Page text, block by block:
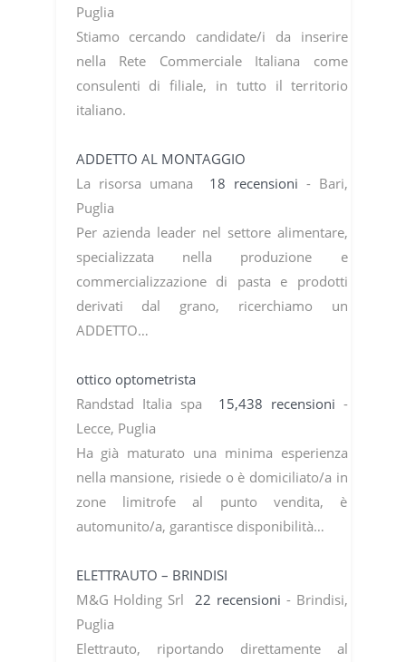
Puglia
Stiamo cercando candidate/i da inserire
nella Rete Commerciale Italiana come
consulenti di filiale, in tutto il territorio
italiano.
ADDETTO AL MONTAGGIO
La risorsa umana 18 recensioni - Bari,
Puglia
Per azienda leader nel settore alimentare,
specializzata nella produzione e
commercializzazione di pasta e prodotti
derivati dal grano, ricerchiamo un
ADDETTO…
ottico optometrista
Randstad Italia spa 15,438 recensioni -
Lecce, Puglia
Ha già maturato una minima esperienza
nella mansione, risiede o è domiciliato/a in
zone limitrofe al punto vendita, è
automunito/a, garantisce disponibilità…
ELETTRAUTO – BRINDISI
M&G Holding Srl 22 recensioni - Brindisi,
Puglia
Elettrauto, riportando direttamente al